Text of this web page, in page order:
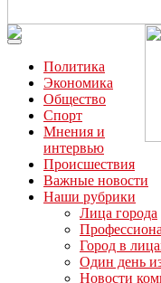
Читайте последние
“ЗаНовомосковск”
Политика
Экономика
Общество
Спорт
Мнения и
интервью
Происшествия
Важные новости
Наши рубрики
Лица города
Город в
Один день
Новости